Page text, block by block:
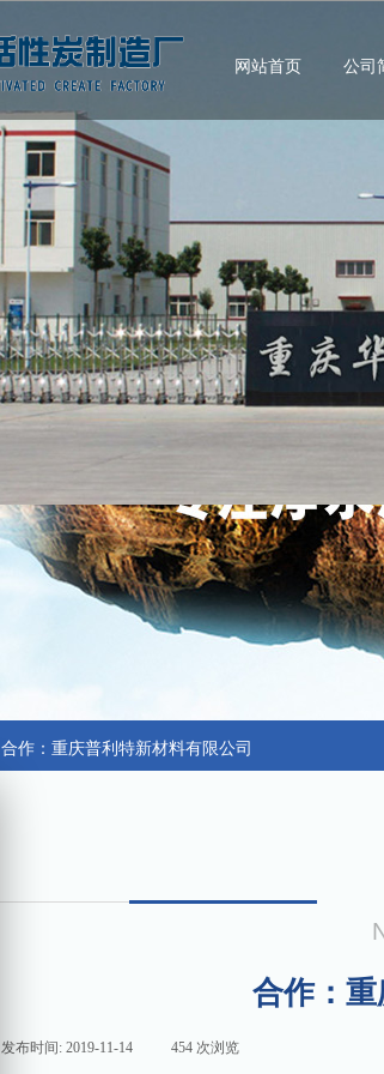
网站首页 公司
合作：重庆普利特新材料有限公司
合作：重
发布时间: 2019-11-14 454 次浏览